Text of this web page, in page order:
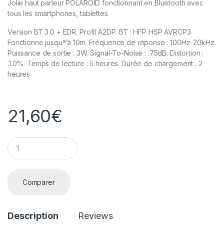
Jolie haut parleur POLAROÏD fonctionnant en Bluetooth avec
tous les smartphones, tablettes.
Version BT 3.0 + EDR. Profil A2DP. BT : HFP HSP AVRCP3.
Fonctionne jusquª’à 10m. Fréquence de réponse : 100Hz-20kHz.
Puissance de sortie : 3W. Signal-To-Noise : .75dB. Distortion :
.1.0%. Temps de lecture : 5 heures. Durée de chargement : 2
heures
21,60€
Q
u
a
Comparer
Description Reviews